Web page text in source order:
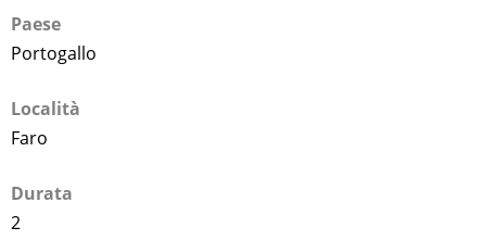
Paese
Portogallo
Località
Faro
Durata
2